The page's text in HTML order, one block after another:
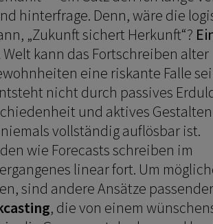
hinterfrage. Denn, wäre die
„Zukunft sichert Herkunft“?
Welt kann das Fortschreiben alter
eine riskante Falle
nicht durch passives
und aktives
vollständig auflösbar ist.
wie Forecasts schreiben im
linear fort. Um
sind andere Ansätze
, die von einem